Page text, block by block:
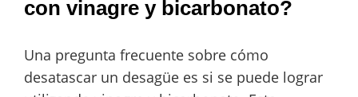
con vinagre y bicarbonato?
Una pregunta frecuente sobre cómo
desatascar un desagüe es si se puede lograr